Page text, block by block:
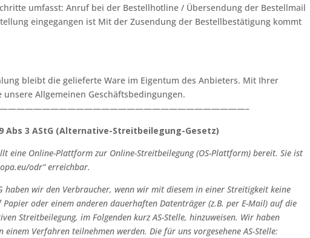
umfasst: Anruf bei der Bestellhotline / Übersendung der Bestellmail
eingegangen ist Mit der Zusendung der Bestellbestätigung kommt
bleibt die gelieferte Ware im Eigentum des Anbieters. Mit Ihrer
Allgemeinen Geschäftsbedingungen.
3 AStG (Alternative-Streitbeilegung-Gesetz)
eine Online-Plattform zur Online-Streitbeilegung (OS-Plattform) bereit. Sie ist
odr“ erreichbar.
haben wir den Verbraucher, wenn wir mit diesem in einer Streitigkeit keine
Papier oder einem anderen dauerhaften Datenträger (z.B. per E-Mail) auf die
Streitbeilegung, im Folgenden kurz AS-Stelle, hinzuweisen. Wir haben
einem Verfahren teilnehmen werden.Die für uns vorgesehene AS-Stelle: